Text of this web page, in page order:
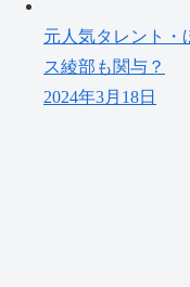
元人気タレント・
ス綾部も関与？
2024年3月18日